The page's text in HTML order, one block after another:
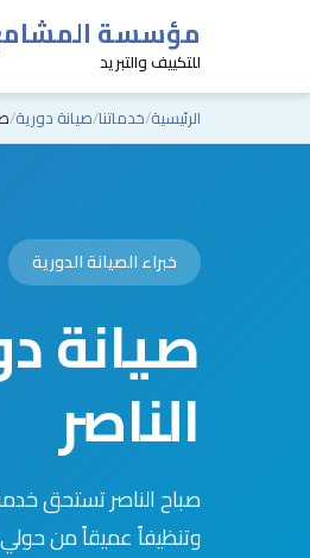
مؤسسة
للتكييف والتبريد
الرئيسية خدماتنا صيانة دورية
خبراء الصيانة الدورية
صيانة
الناصر
صباح الناصر تستحق
وتنظيفاً عميقاً من